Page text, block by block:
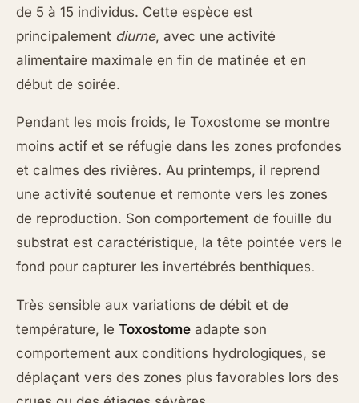
de 5 à 15 individus. Cette espèce est
principalement diurne, avec une activité
alimentaire maximale en fin de matinée et en
début de soirée.
Pendant les mois froids, le Toxostome se montre
moins actif et se réfugie dans les zones profondes
et calmes des rivières. Au printemps, il reprend
une activité soutenue et remonte vers les zones
de reproduction. Son comportement de fouille du
substrat est caractéristique, la tête pointée vers le
fond pour capturer les invertébrés benthiques.
Très sensible aux variations de débit et de
température, le Toxostome adapte son
comportement aux conditions hydrologiques, se
déplaçant vers des zones plus favorables lors des